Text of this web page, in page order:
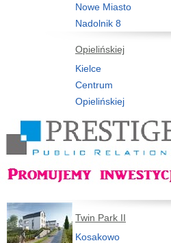
Nowe Miasto
Nadolnik 8
Opielińskiej
Kielce
Centrum
Opielińskiej
Twin Park II
Kosakowo